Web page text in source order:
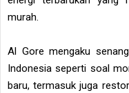
murah.
Al Gore mengaku
Indonesia seperti soal
baru, termasuk juga